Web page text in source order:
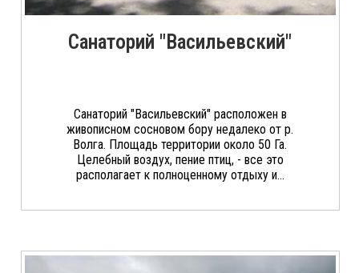
Санаторий "Васильевский"
Санаторий "Васильевский" расположен в
живописном сосновом бору недалеко от р.
Волга. Площадь территории около 50 Га.
Целебный воздух, пение птиц, - все это
располагает к полноценному отдыху и...